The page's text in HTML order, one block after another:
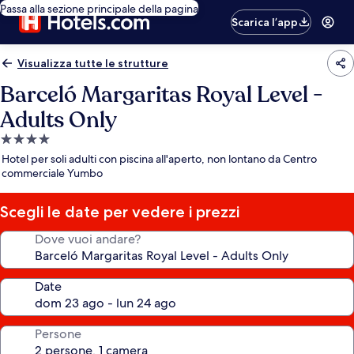
Passa alla sezione principale della pagina
Scarica l’app
Visualizza tutte le strutture
Barceló Margaritas Royal Level -
Adults Only
Struttura
a
4.0
stelle
Hotel per soli adulti con piscina all'aperto, non lontano da Centro
commerciale Yumbo
Scegli le date per vedere i prezzi
Dove vuoi andare?
Date
Persone